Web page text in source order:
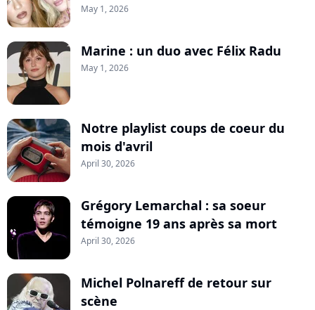
May 1, 2026
Marine : un duo avec Félix Radu
May 1, 2026
Notre playlist coups de coeur du
mois d'avril
April 30, 2026
Grégory Lemarchal : sa soeur
témoigne 19 ans après sa mort
April 30, 2026
Michel Polnareff de retour sur
scène